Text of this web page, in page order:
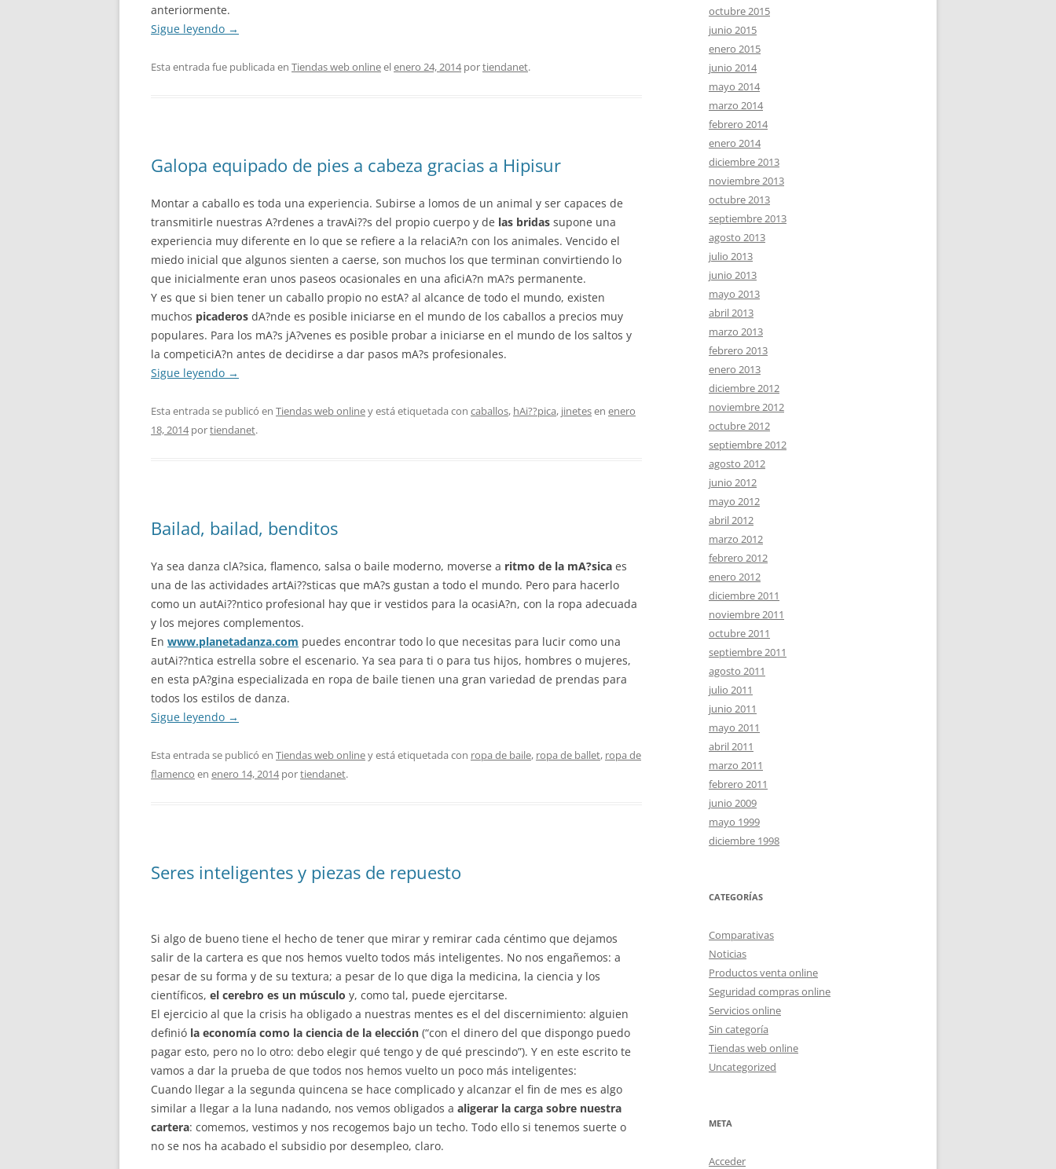
anteriormente.
Sigue leyendo →
Esta entrada fue publicada en Tiendas web onlineelenero 24, 2014portiendanet.
Galopa equipado de pies a cabeza gracias a Hipisur
Montar a caballo es toda una experiencia. Subirse a lomos de un animal y ser capaces de
transmitirle nuestras A?rdenes a travAi??s del propio cuerpo y de las bridas supone una
experiencia muy diferente en lo que se refiere a la relaciA?n con los animales. Vencido el
miedo inicial que algunos sienten a caerse, son muchos los que terminan convirtiendo lo
que inicialmente eran unos paseos ocasionales en una aficiA?n mA?s permanente.
Y es que si bien tener un caballo propio no estA? al alcance de todo el mundo, existen
muchos picaderos dA?nde es posible iniciarse en el mundo de los caballos a precios muy
populares. Para los mA?s jA?venes es posible probar a iniciarse en el mundo de los saltos y
la competiciA?n antes de decidirse a dar pasos mA?s profesionales.
Sigue leyendo →
Esta entrada se publicó en Tiendas web onliney está etiquetada con caballos, hAi??pica, jinetesen enero
18, 2014portiendanet.
Bailad, bailad, benditos
Ya sea danza clA?sica, flamenco, salsa o baile moderno, moverse a ritmo de la mA?sica es
una de las actividades artAi??sticas que mA?s gustan a todo el mundo. Pero para hacerlo
como un autAi??ntico profesional hay que ir vestidos para la ocasiA?n, con la ropa adecuada
y los mejores complementos.
En www.planetadanza.com puedes encontrar todo lo que necesitas para lucir como una
autAi??ntica estrella sobre el escenario. Ya sea para ti o para tus hijos, hombres o mujeres,
en esta pA?gina especializada en ropa de baile tienen una gran variedad de prendas para
todos los estilos de danza.
Sigue leyendo →
Esta entrada se publicó en Tiendas web onliney está etiquetada con ropa de baile, ropa de ballet, ropa de
flamenco en enero 14, 2014portiendanet.
Seres inteligentes y piezas de repuesto
Si algo de bueno tiene el hecho de tener que mirar y remirar cada céntimo que dejamos
salir de la cartera es que nos hemos vuelto todos más inteligentes. No nos engañemos: a
pesar de su forma y de su textura; a pesar de lo que diga la medicina, la ciencia y los
científicos, el cerebro es un músculo y, como tal, puede ejercitarse.
El ejercicio al que la crisis ha obligado a nuestras mentes es el del discernimiento: alguien
definió la economía como la ciencia de la elección (“con el dinero del que dispongo puedo
pagar esto, pero no lo otro: debo elegir qué tengo y de qué prescindo”). Y en este escrito te
vamos a dar la prueba de que todos nos hemos vuelto un poco más inteligentes:
Cuando llegar a la segunda quincena se hace complicado y alcanzar el fin de mes es algo
similar a llegar a la luna nadando, nos vemos obligados a aligerar la carga sobre nuestra
cartera: comemos, vestimos y nos recogemos bajo un techo. Todo ello si tenemos suerte o
no se nos ha acabado el subsidio por desempleo, claro.
octubre 2015
junio 2015
enero 2015
junio 2014
mayo 2014
marzo 2014
febrero 2014
enero 2014
diciembre 2013
noviembre 2013
octubre 2013
septiembre 2013
agosto 2013
julio 2013
junio 2013
mayo 2013
abril 2013
marzo 2013
febrero 2013
enero 2013
diciembre 2012
noviembre 2012
octubre 2012
septiembre 2012
agosto 2012
junio 2012
mayo 2012
abril 2012
marzo 2012
febrero 2012
enero 2012
diciembre 2011
noviembre 2011
octubre 2011
septiembre 2011
agosto 2011
julio 2011
junio 2011
mayo 2011
abril 2011
marzo 2011
febrero 2011
junio 2009
mayo 1999
diciembre 1998
CATEGORÍAS
Comparativas
Noticias
Productos venta online
Seguridad compras online
Servicios online
Sin categoría
Tiendas web online
Uncategorized
META
Acceder